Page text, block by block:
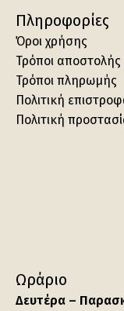
Πληροφορίες
Όροι χρήσης
Τρόποι αποστολής
Τρόποι πληρωμής
Πολιτική
Πολιτική
Ωράριο
Δευτέρα –